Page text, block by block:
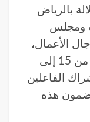
بالرياض
ومجلس
الأعمال،
وترشيد عدد فرق العمل المشتركة من 15 إلى
الفاعلين
مضمون هذه